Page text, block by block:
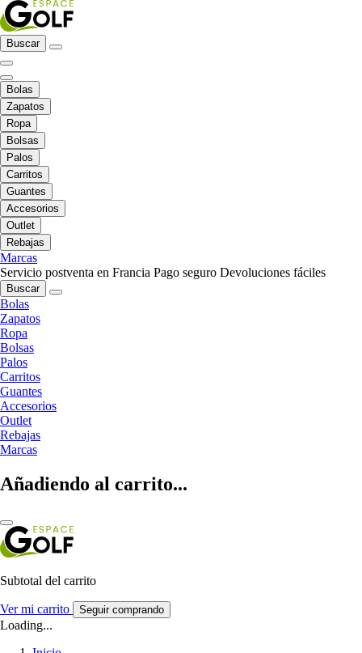
Buscar
Bolas
Zapatos
Ropa
Bolsas
Palos
Carritos
Guantes
Accesorios
Outlet
Rebajas
Marcas
Servicio postventa en Francia Pago seguro Devoluciones fáciles
Buscar
Bolas
Zapatos
Ropa
Bolsas
Palos
Carritos
Guantes
Accesorios
Outlet
Rebajas
Marcas
Añadiendo al carrito...
Subtotal del carrito
Ver mi carrito Seguir comprando
Loading...